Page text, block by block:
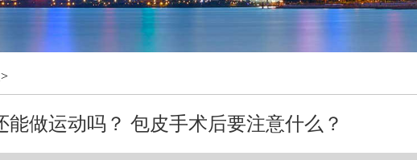
>
能做运动吗？ 包皮手术后要注意什么？